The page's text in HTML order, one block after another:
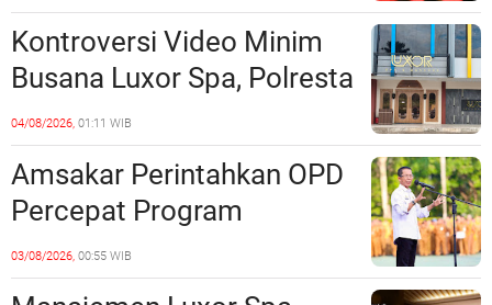
Sinergi dengan Pemko
Batam
Kontroversi Video Minim
Busana Luxor Spa, Polresta
Barelang Usut Tuntas
Unsur Pelanggaran Hukum
04/08/2026, 01:11 WIB
Amsakar Perintahkan OPD
Percepat Program
Prioritas, Targetkan
Realisasi Pembangunan
03/08/2026, 00:55 WIB